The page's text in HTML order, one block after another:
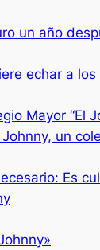
un año
echar a
Mayor “El
un
Es